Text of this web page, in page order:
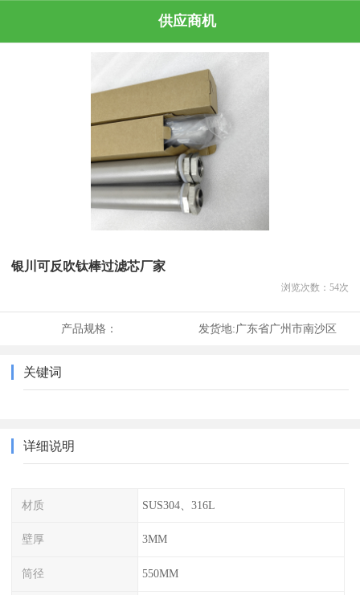
供应商机
银川可反吹钛棒过滤芯厂家
浏览次数： 54次
产品规格： 发货地:广东省广州市南沙区
关键词
详细说明
材质 SUS304、316L
壁厚 3MM
筒径 550MM